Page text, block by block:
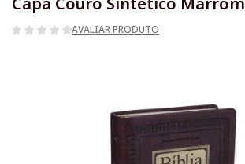
AVALIAR PRODUTO